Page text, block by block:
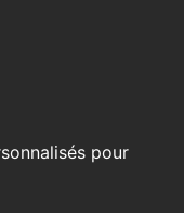
pour